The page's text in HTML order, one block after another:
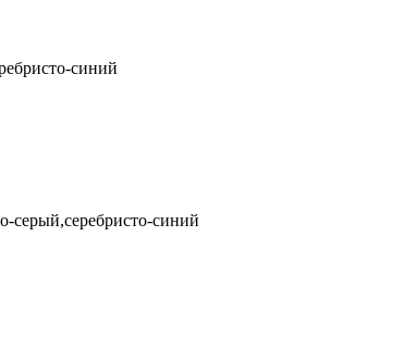
синий
серый,серебристо-синий